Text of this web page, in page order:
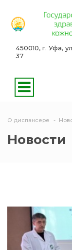
450010, г. Уфа,
37
О диспансере
Новости